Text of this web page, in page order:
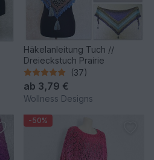
Häkelanleitung Tuch //
Dreieckstuch Prairie
(37)
ab 3,79 €
Wollness Designs
-50%